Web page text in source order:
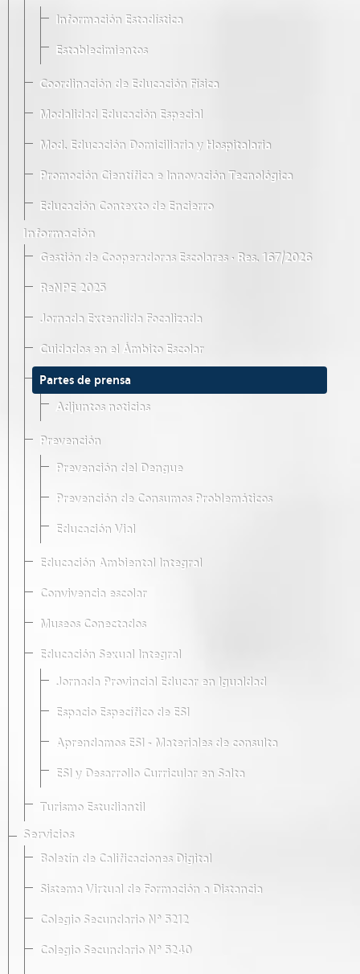
Información Estadística
Establecimientos
Coordinación de Educación Física
Modalidad Educación Especial
Mod. Educación Domiciliaria y Hospitalaria
Promoción Científica e Innovación Tecnológica
Educación Contexto de Encierro
Información
Gestión de Cooperadoras Escolares · Res. 167/2026
ReNPE 2025
Jornada Extendida Focalizada
Cuidados en el Ámbito Escolar
Partes de prensa
Adjuntos noticias
Prevención
Prevención del Dengue
Prevención de Consumos Problemáticos
Educación Vial
Educación Ambiental Integral
Convivencia escolar
Museos Conectados
Educación Sexual Integral
Jornada Provincial Educar en Igualdad
Espacio Específico de ESI
Aprendamos ESI - Materiales de consulta
ESI y Desarrollo Curricular en Salta
Turismo Estudiantil
Servicios
Boletín de Calificaciones Digital
Sistema Virtual de Formación a Distancia
Colegio Secundario Nº 5212
Colegio Secundario Nº 5240